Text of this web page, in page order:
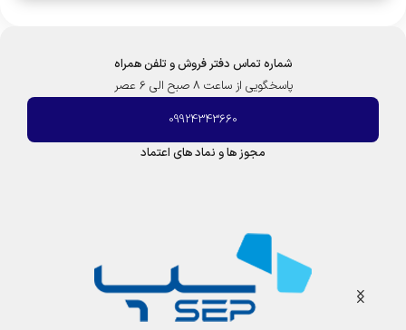
شماره تماس دفتر فروش و تلفن همراه
پاسخگویی از ساعت 8 صبح الی 6 عصر
09924343660
مجوز ها و نماد های اعتماد